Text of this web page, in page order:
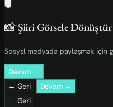
📸 Şiiri Görsele Dönüştür
Sosyal medyada paylaşmak için
Devam →
← Geri
Devam →
← Geri